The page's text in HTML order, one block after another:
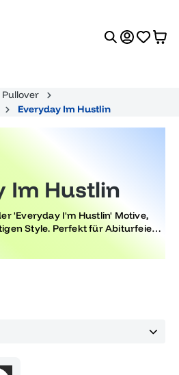
Everyday Im Hustlin
Im Hustlin
'Everyday I'm Hustlin' Motive,
Style. Perfekt für Abiturfeiern
Setze ein modisches
machen.